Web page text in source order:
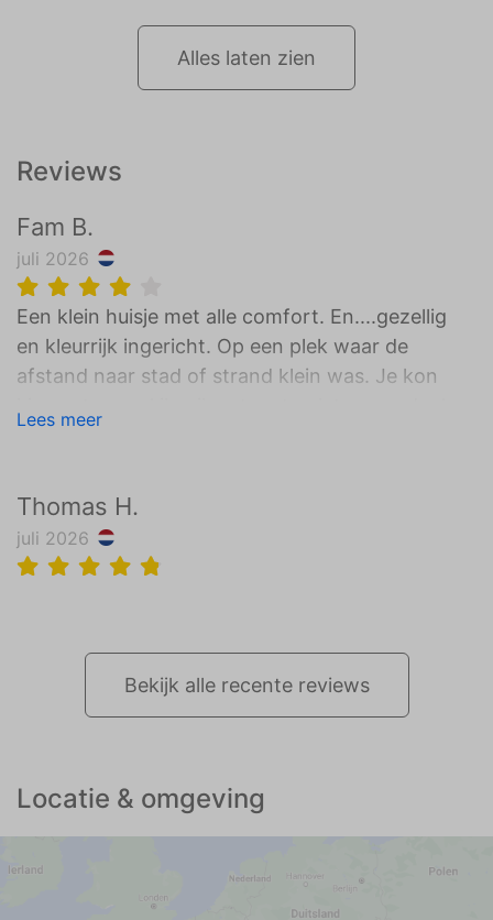
Alles laten zien
Reviews
Fam B.
juli 2026
Een klein huisje met alle comfort. En....gezellig
en kleurrijk ingericht. Op een plek waar de
afstand naar stad of strand klein was. Je kon
Lees meer
Thomas H.
juli 2026
Bekijk alle recente reviews
Locatie & omgeving